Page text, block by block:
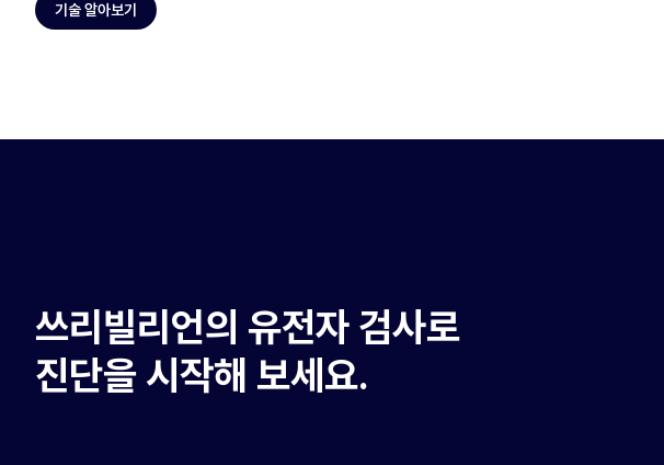
기술 알아보기
쓰리빌리언의 유전자 검사로
진단을 시작해 보세요.